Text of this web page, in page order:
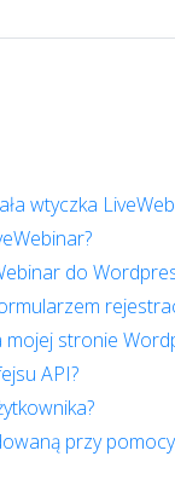
wtyczka
do
stronie
API?
przy